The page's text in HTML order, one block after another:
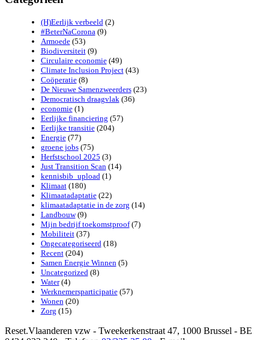
de
Corona-
crisis
onze
samenleving
veerkrachtiger,
rechtvaardiger
en
duurzamer
kan
maken
(H)Eerlijk verbeeld (2)
#BeterNaCorona (9)
Armoede(53)
Biodiversiteit(9)
Circulaire economie(49)
Climate Inclusion Project(43)
Coöperatie(8)
De Nieuwe Samenzweerders(23)
Democratisch draagvlak (36)
economie(1)
Eerlijke financiering (57)
Eerlijke transitie(204)
Energie(77)
groene jobs(75)
Herfstschool 2025 (3)
Just Transition Scan (14)
kennisbib_upload (1)
Klimaat(180)
Klimaatadaptatie(22)
klimaatadaptatie in de zorg (14)
Landbouw(9)
Mijn bedrijf toekomstproof(7)
Mobiliteit(37)
Ongecategoriseerd (18)
Recent(204)
Samen Energie Winnen (5)
Uncategorized (8)
Water(4)
Werknemersparticipatie(57)
Wonen (20)
Zorg (15)
Reset.Vlaanderen vzw - Tweekerkenstraat 47, 1000 Brussel - BE